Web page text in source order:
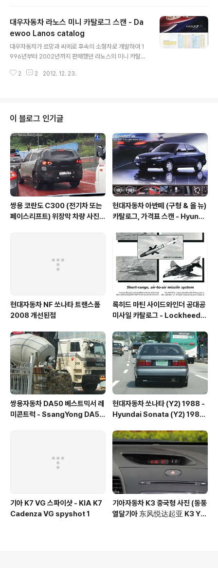
대우자동차 라노스 미니 카탈로그 스캔 - Da
ewoo Lanos catalog
대우자동차가 르망과 씨에로 후속의 소형차로 개발하여 1
996년부터 2002년까지 판매했던 라노스의 미니 카탈로
비교하면 약간이나마 고급 소형차 이미지를 가졌습니다.
2 2 2012. 12. 23.
이 블로그 인기글
쌍용 코란도 C300 (전기차 또는
페이스리프트) 위장막 차량 사진 -
현대자동차 아반떼 (구형 & 올 뉴)
카탈로그, 가격표 스캔 - Hyunda
og
현대자동차 NF 쏘나타 트랜스폼
2008 개선된점
록히드 마틴 사이드와인더 공대공
미사일 카탈로그 - Lockheed
1996
쌍용자동차 DA50 베스트믹서 레
미콘트럭 - SsangYong DA50
현대자동차 쏘나타 (Y2) 1988 -
Hyundai Sonata (Y2) 1988
기아 K7 VG 스파이샷 - KIA K7
Cadenza VG spyshot 1
기아자동차 K3 중국형 사진 (동풍
열달기아 东风悦达起亚 K3 YD